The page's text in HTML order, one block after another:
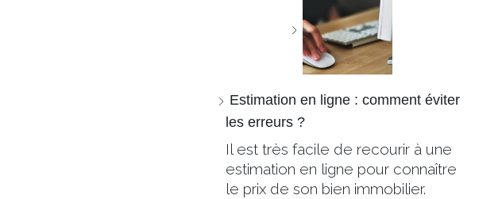
Estimation en ligne : comment éviter
les erreurs ?
Il est très facile de recourir à une
estimation en ligne pour connaître
le prix de son bien immobilier.